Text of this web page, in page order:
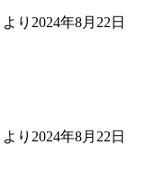
より 2024年8月22日
より 2024年8月22日